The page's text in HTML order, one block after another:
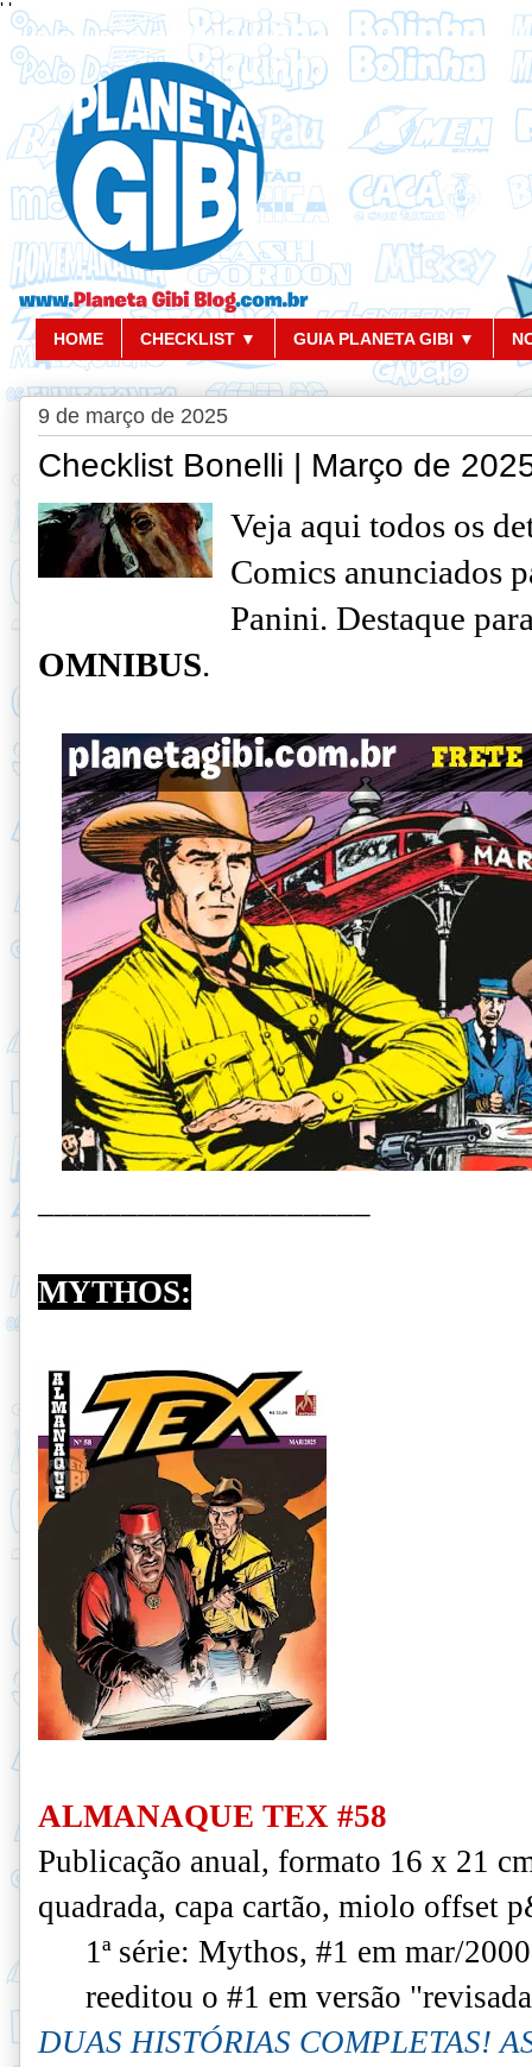
' '
HOME CHECKLIST ▼ GUIA PLANETA GIBI ▼
9 de março de 2025
Checklist Bonelli | Março de
Veja aqui todos os
Comics anunciados
Panini. Destaque
OMNIBUS.
MYTHOS:
ALMANAQUE TEX #58
Publicação anual, formato 16 x 21
quadrada, capa cartão, miolo offset
1ª série: Mythos, #1 em mar/
reeditou o #1 em versão
DUAS HISTÓRIAS COMPLETAS!